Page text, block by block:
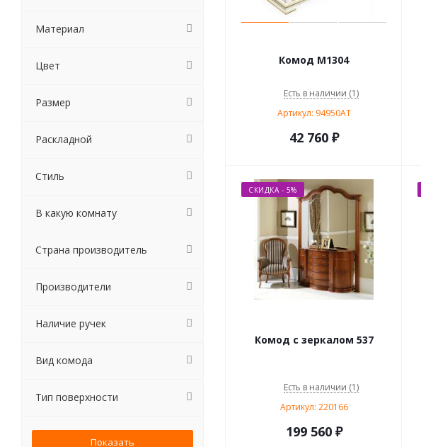
Комод М1304
Есть в наличии (1)
Артикул: 94950AT
42 760₽
СКИДКА - 5%
Комод с зеркалом 537
Есть в наличии (1)
Артикул: 220166
199 560₽
Материал
Цвет
Размер
Раскладной
Стиль
В какую комнату
Страна производитель
Производители
Наличие ручек
Вид комода
Тип поверхности